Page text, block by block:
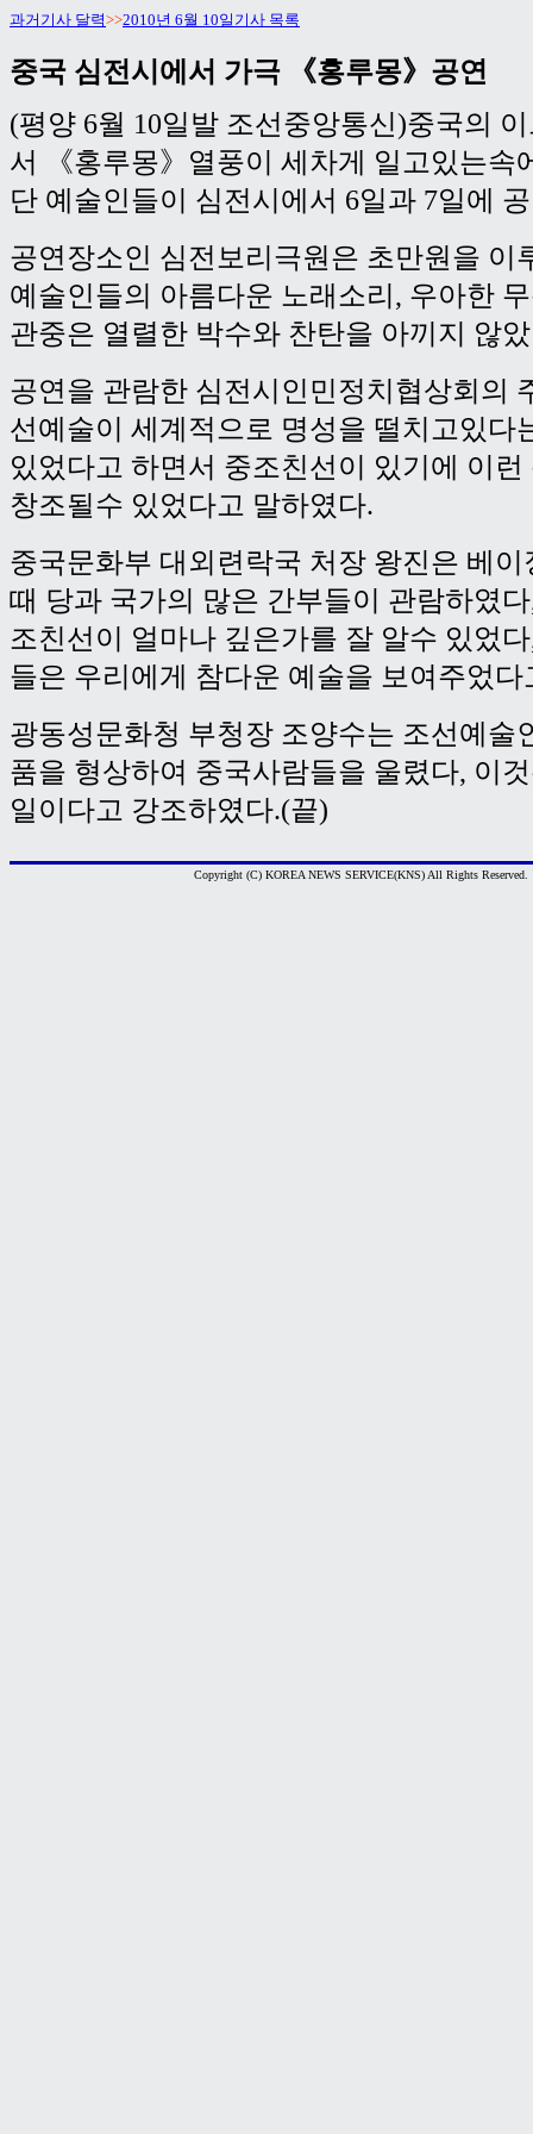
과거기사 달력>>2010년 6월 10일기사 목록
중국 심전시에서 가극 《홍루몽》공연
(평양 6월 10일발 조선중앙통신)중국의
서 《홍루몽》열풍이 세차게 일고있는속
단 예술인들이 심전시에서 6일과 7일에
공연장소인 심전보리극원은 초만원을 이
예술인들의 아름다운 노래소리, 우아한
관중은 열렬한 박수와 찬탄을 아끼지 않
공연을 관람한 심전시인민정치협상회의
선예술이 세계적으로 명성을 떨치고있다
있었다고 하면서 중조친선이 있기에 이
창조될수 있었다고 말하였다.
중국문화부 대외련락국 처장 왕진은 베
때 당과 국가의 많은 간부들이 관람하였
조친선이 얼마나 깊은가를 잘 알수 있었
들은 우리에게 참다운 예술을 보여주었
광동성문화청 부청장 조양수는 조선예술
품을 형상하여 중국사람들을 울렸다, 이
일이다고 강조하였다.(끝)
Copyright (C) KOREA NEWS SERVICE(KNS) All Rights Reserved.